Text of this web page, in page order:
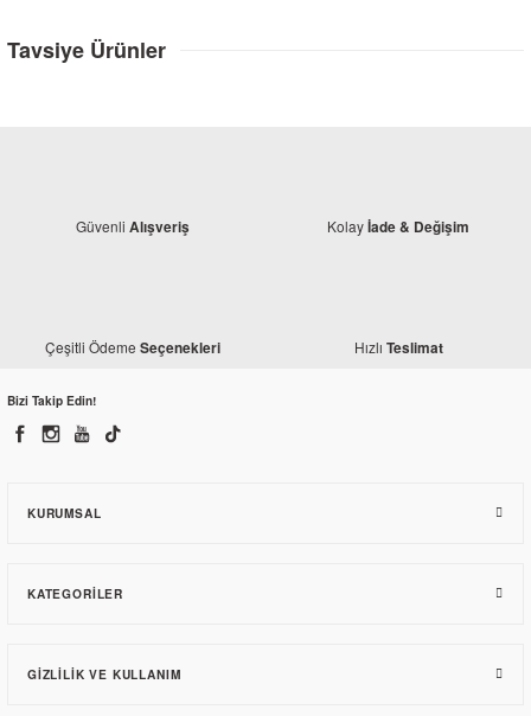
Tavsiye Ürünler
Mondial Wing 50 cc. Bando Kayış
Güvenli Alışveriş Kolayİade & Değişim
Çeşitli Ödeme Seçenekleri Hızlı Teslimat
Bizi Takip Edin!
KURUMSAL
KATEGORILER
GIZLILIK VE KULLANIM